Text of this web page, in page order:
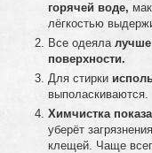
горячей воде,
лёгкостью
Все одеялалучше
поверхности.
Для стирки
выполаскиваются.
Химчистка
уберёт
клещей. Чаще